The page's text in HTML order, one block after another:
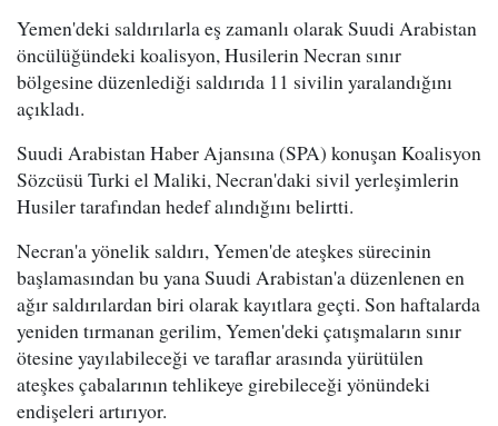
Yemen'deki saldırılarla eş zamanlı olarak Suudi Arabistan
öncülüğündeki koalisyon, Husilerin Necran sınır
bölgesine düzenlediği saldırıda 11 sivilin yaralandığını
açıkladı.
Suudi Arabistan Haber Ajansına (SPA) konuşan Koalisyon
Sözcüsü Turki el Maliki, Necran'daki sivil yerleşimlerin
Husiler tarafından hedef alındığını belirtti.
Necran'a yönelik saldırı, Yemen'de ateşkes sürecinin
başlamasından bu yana Suudi Arabistan'a düzenlenen en
ağır saldırılardan biri olarak kayıtlara geçti. Son haftalarda
yeniden tırmanan gerilim, Yemen'deki çatışmaların sınır
ötesine yayılabileceği ve taraflar arasında yürütülen
ateşkes çabalarının tehlikeye girebileceği yönündeki
endişeleri artırıyor.